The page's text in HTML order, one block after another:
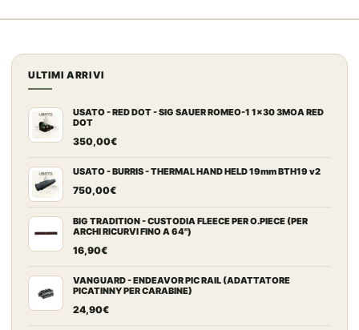
ULTIMI ARRIVI
USATO - RED DOT - SIG SAUER ROMEO-1 1x30 3MOA RED
DOT
350,00€
USATO - BURRIS - THERMAL HAND HELD 19mm BTH19 v2
750,00€
BIG TRADITION - CUSTODIA FLEECE PER O.PIECE (PER
ARCHI RICURVI FINO A 64")
16,90€
VANGUARD - ENDEAVOR PIC RAIL (ADATTATORE
PICATINNY PER CARABINE)
24,90€